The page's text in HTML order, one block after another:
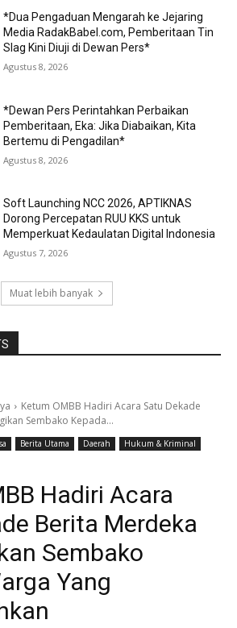
*Dua Pengaduan Mengarah ke Jejaring
Media RadakBabel.com, Pemberitaan Tin
Slag Kini Diuji di Dewan Pers*
Agustus 8, 2026
*Dewan Pers Perintahkan Perbaikan
Pemberitaan, Eka: Jika Diabaikan, Kita
Bertemu di Pengadilan*
Agustus 8, 2026
Soft Launching NCC 2026, APTIKNAS
Dorong Percepatan RUU KKS untuk
Memperkuat Kedaulatan Digital Indonesia
Agustus 7, 2026
Muat lebih banyak